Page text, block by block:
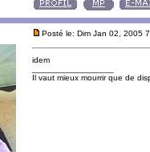
Posté le: Dim Jan 02, 2005
idem
Il vaut mieux mourrir que de